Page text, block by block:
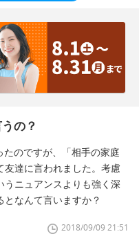
の？
のですが、「相手の家庭
達に言われました。考慮
ニュアンスよりも強く深
なんて言いますか？
2018/09/09 21:51